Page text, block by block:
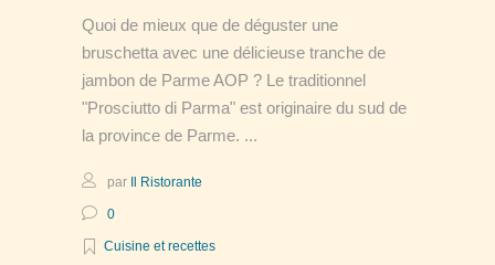
Quoi de mieux que de déguster une
bruschetta avec une délicieuse tranche de
jambon de Parme AOP ? Le traditionnel
"Prosciutto di Parma" est originaire du sud de
la province de Parme.
par Il Ristorante
0
Cuisine et recettes